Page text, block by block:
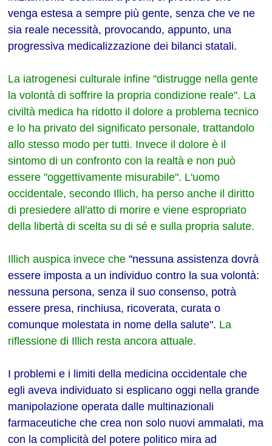
venga estesa a sempre più gente, senza che ve ne
sia reale necessità, provocando, appunto, una
progressiva medicalizzazione dei bilanci statali.
La iatrogenesi culturale infine "distrugge nella gente
la volontà di soffrire la propria condizione reale". La
civiltà medica ha ridotto il dolore a problema tecnico
e lo ha privato del significato personale, trattandolo
allo stesso modo per tutti. Invece il dolore è il
sintomo di un confronto con la realtà e non può
essere "oggettivamente misurabile". L'uomo
occidentale, secondo Illich, ha perso anche il diritto
di presiedere all'atto di morire e viene espropriato
della libertà di scelta su di sé e sulla propria salute.
Illich auspica invece che"nessuna assistenza dovrà
essere imposta a un individuo contro la sua volontà:
nessuna persona, senza il suo consenso, potrà
essere presa, rinchiusa, ricoverata, curata o
comunque molestata in nome della salute". La
riflessione di Illich resta ancora attuale.
I problemi e i limiti della medicina occidentale che
egli aveva individuato si esplicano oggi nella grande
manipolazione operata dalle multinazionali
farmaceutiche che crea non solo nuovi ammalati, ma
con la complicità del potere politico mira ad